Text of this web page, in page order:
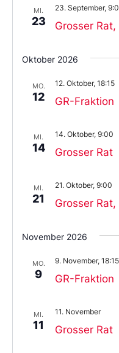
MI.
23 Grosser
23. September,
Oktober 2026
MO.
12 GR-Fraktion
12. Oktober, 18:15
MI.
14 Grosser Rat
14. Oktober, 9:00
MI.
21 Grosser
21. Oktober, 9:00
November 2026
MO.
9 GR-Fraktion
9. November, 18:15
MI.
11 Grosser Rat
11. November